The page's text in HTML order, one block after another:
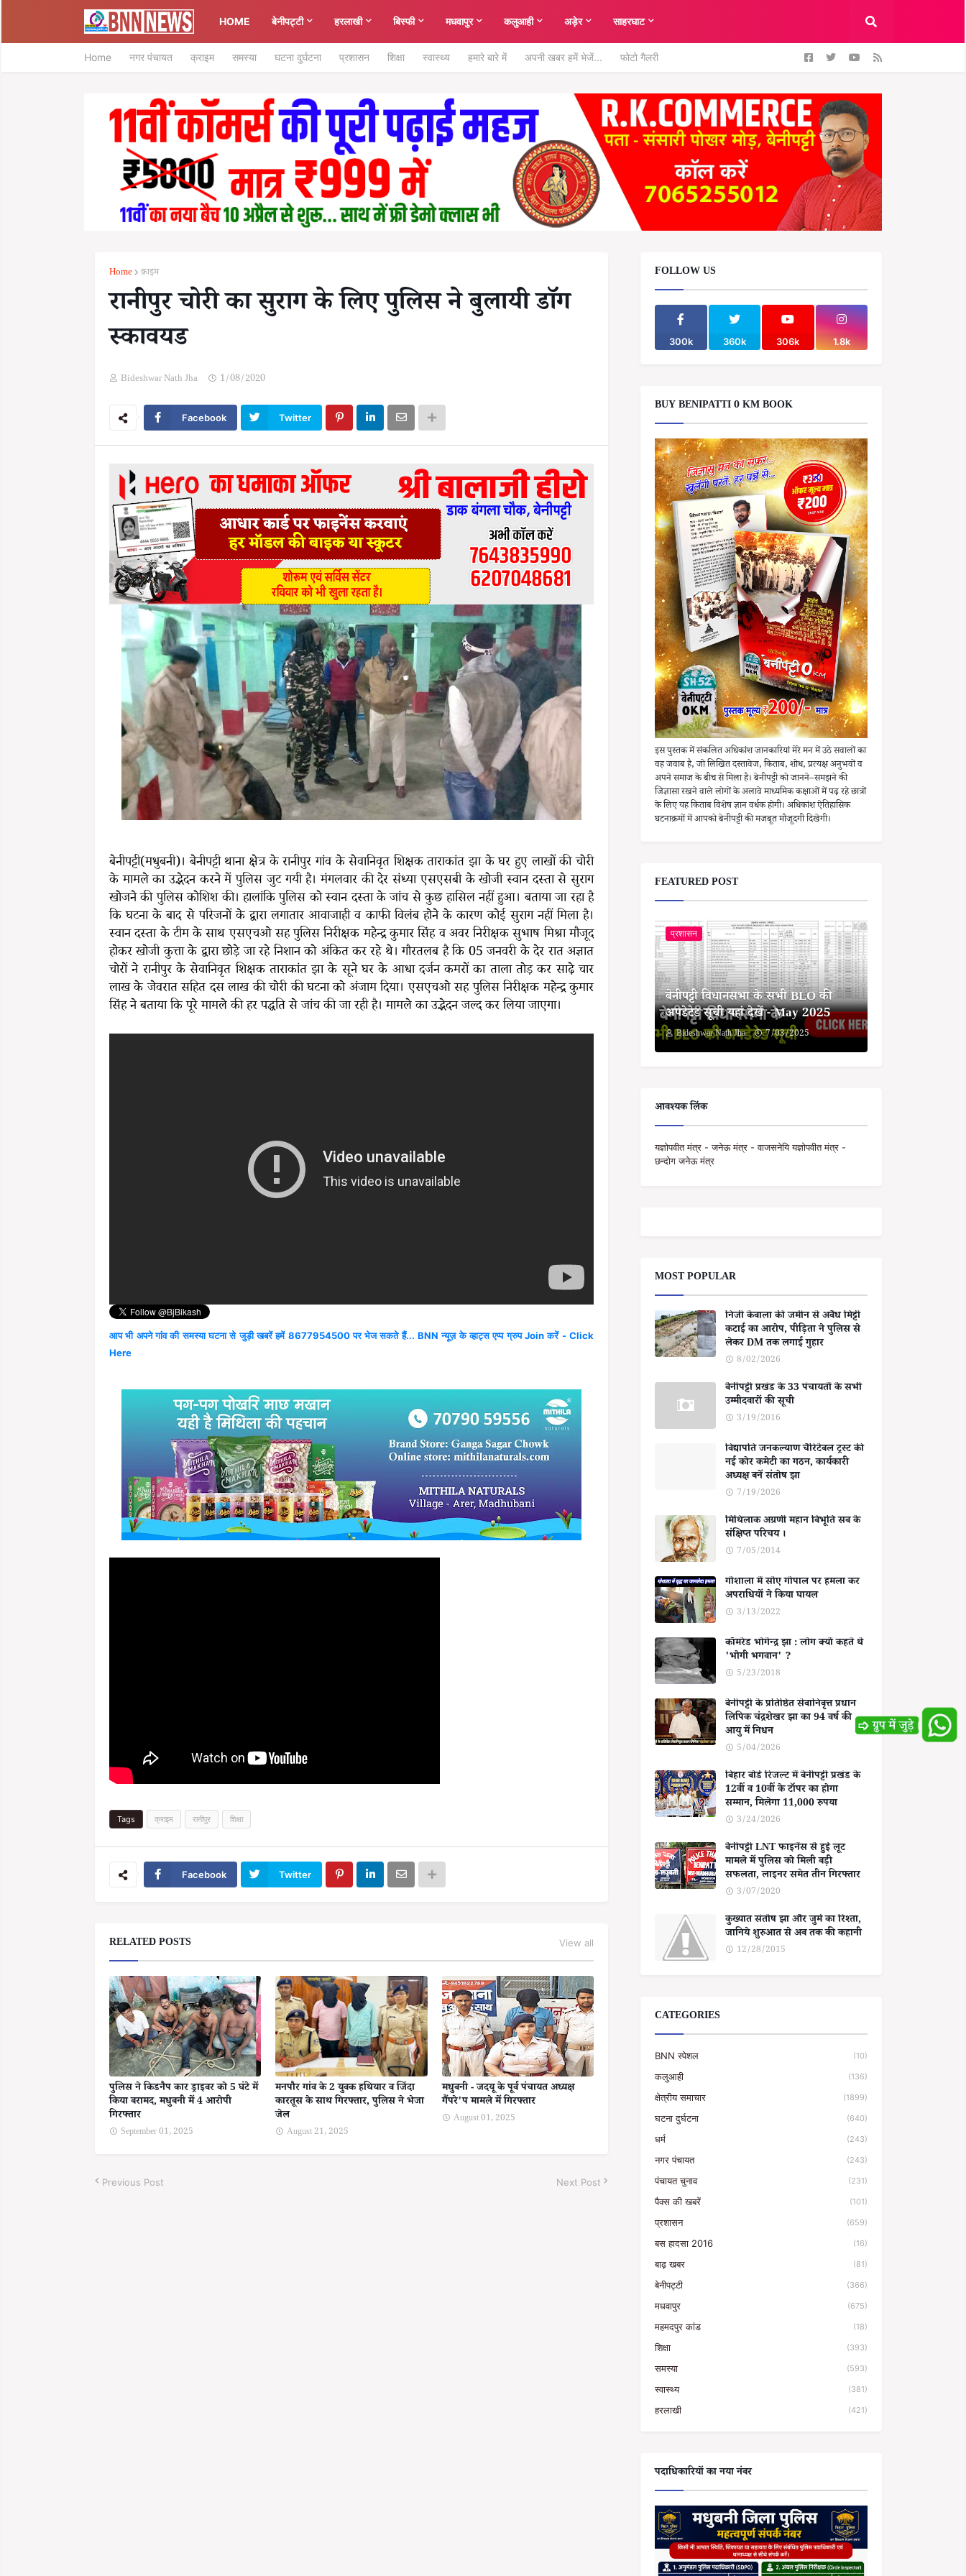
HOME बेनीपट्टी हरलाखी बिस्फी मधवापुर कलुआही अड़ेर साहरघाट
Home नगर पंचायत क्राइम समस्या घटना दुर्घटना प्रशासन शिक्षा स्वास्थ्य हमारे बारे में अपनी खबर हमें भेजें... फोटो गैलरी
Home क्राइम
रानीपुर चोरी का सुराग के लिए पुलिस ने बुलायी डाॅग
स्कावयड
Bideshwar Nath Jha 1/08/2020
Facebook Twitter
बेनीपट्टी(मधुबनी)। बेनीपट्टी थाना क्षेत्र के रानीपुर गांव के सेवानिवृत शिक्षक ताराकांत झा के घर हुए लाखों की चोरी
के मामले का उद्भेदन करने में पुलिस जुट गयी है। मंगलवार की देर संध्या एसएसबी के खोजी स्वान दस्ता से सुराग
खोजने की पुलिस कोशिश की। हालांकि पुलिस को स्वान दस्ता के जांच से कुछ हासिल नहीं हुआ। बताया जा रहा है
कि घटना के बाद से परिजनों के द्वारा लगातार आवाजाही व काफी विलंब होने के कारण कोई सुराग नहीं मिला है।
स्वान दस्ता के टीम के साथ एसएचओ सह पुलिस निरीक्षक महेन्द्र कुमार सिंह व अवर निरीक्षक सुभाष मिश्रा मौजूद
होकर खोजी कुत्ता के द्वारा छोड़े जा रहे निशान को अंकित कर रहे थे। गौरतलब है कि 05 जनवरी के देर रात अज्ञात
चोरों ने रानीपुर के सेवानिवृत शिक्षक ताराकांत झा के सूने घर के आधा दर्जन कमरों का ताला तोड़ कर साढ़े चार
लाख के जेवरात सहित दस लाख की चोरी की घटना को अंजाम दिया। एसएचओ सह पुलिस निरीक्षक महेन्द्र कुमार
सिंह ने बताया कि पूरे मामले की हर पद्धति से जांच की जा रही है। मामले का उद्भेदन जल्द कर लिया जाएगा।
आप भी अपने गांव की समस्या घटना से जुड़ी खबरें हमें 8677954500 पर भेज सकते हैं... BNN न्यूज़ के व्हाट्स एप्प ग्रुप Join करें - Click
Here
Tags क्राइम रानीपुर शिक्षा
Facebook Twitter
RELATED POSTS View all
पुलिस ने किडनैप कार ड्राइवर को 5 घंटे में
किया बरामद, मधुबनी में 4 आरोपी
गिरफ्तार
September 01, 2025
मनपौर गांव के 2 युवक हथियार व जिंदा
कारतूस के साथ गिरफ्तार, पुलिस ने भेजा
जेल
August 21, 2025
मधुबनी - जदयू के पूर्व पंचायत अध्यक्ष
गैंपरे'प मामले में गिरफ्तार
August 01, 2025
Previous Post Next Post
FOLLOW US
300k 360k 306k 1.8k
BUY BENIPATTI 0 KM BOOK
इस पुस्तक में संकलित अधिकांश जानकारियां मेरे मन में उठे सवालों का
वह जवाब है, जो लिखित दस्तावेज, किताब, शोध, प्रत्यक्ष अनुभवों व
अपने समाज के बीच से मिला है। बेनीपट्टी को जानने–समझने की
जिज्ञासा रखने वाले लोगों के अलावे माध्यमिक कक्षाओं में पढ़ रहे छात्रों
के लिए यह किताब विशेष ज्ञान वर्धक होगी। अधिकांश ऐतिहासिक
घटनाक्रमों में आपको बेनीपट्टी की मजबूत मौजूदगी दिखेगी।
FEATURED POST
प्रशासन
बेनीपट्टी विधानसभा के सभी BLO की
अपडेटेड सूची यहां देखें - May 2025
Bideshwar Nath Jha 7/03/2025
आवश्यक लिंक
यज्ञोपवीत मंत्र - जनेऊ मंत्र - वाजसनेयि यज्ञोपवीत मंत्र -
छन्दोग जनेऊ मंत्र
MOST POPULAR
निजी केवाला की जमीन से अवैध मिट्टी
कटाई का आरोप, पीड़िता ने पुलिस से
लेकर DM तक लगाई गुहार
8/02/2026
बेनीपट्टी प्रखंड के 33 पंचायतों के सभी
उम्मीदवारों की सूची
3/19/2016
विद्यापति जनकल्याण चैरिटेबल ट्रस्ट की
नई कोर कमेटी का गठन, कार्यकारी
अध्यक्ष बनें संतोष झा
7/19/2026
मिथिलाक अग्रणी महान बिभूति सब के
संक्षिप्त परिचय ।
7/05/2014
गोशाला में सोए गोपाल पर हमला कर
अपराधियों ने किया घायल
3/13/2022
कॉमरेड भोगेन्द्र झा : लोग क्यों कहते थे
'भोगी भगवान' ?
5/23/2018
बेनीपट्टी के प्रतिष्ठित सेवानिवृत्त प्रधान
लिपिक चंद्रशेखर झा का 94 वर्ष की
आयु में निधन
5/04/2026
बिहार बोर्ड रिजल्ट में बेनीपट्टी प्रखंड के
12वीं व 10वीं के टॉपर का होगा
सम्मान, मिलेगा 11,000 रुपया
3/24/2026
बेनीपट्टी LNT फाइनेंस से हुई लूट
मामले में पुलिस को मिली बड़ी
सफलता, लाइनर समेत तीन गिरफ्तार
3/07/2020
कुख्यात संतोष झा और जुर्म का रिश्ता,
जानिये शुरुआत से अब तक की कहानी
12/28/2015
CATEGORIES
BNN स्पेशल (10)
कलुआही (136)
क्षेत्रीय समाचार (1899)
घटना दुर्घटना (640)
धर्म (243)
नगर पंचायत (243)
पंचायत चुनाव (231)
पैक्स की खबरें (101)
प्रशासन (659)
बस हादसा 2016 (16)
बाढ़ खबर (81)
बेनीपट्टी (366)
मधवापुर (675)
महमदपुर कांड (18)
शिक्षा (393)
समस्या (593)
स्वास्थ्य (381)
हरलाखी (421)
पदाधिकारियों का नया नंबर